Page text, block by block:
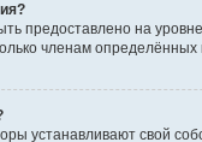
предоставлено на
членам
устанавливают свой